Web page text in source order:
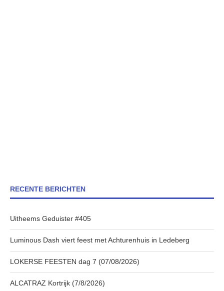
RECENTE BERICHTEN
Uitheems Geduister #405
Luminous Dash viert feest met Achturenhuis in Ledeberg
LOKERSE FEESTEN dag 7 (07/08/2026)
ALCATRAZ Kortrijk (7/8/2026)